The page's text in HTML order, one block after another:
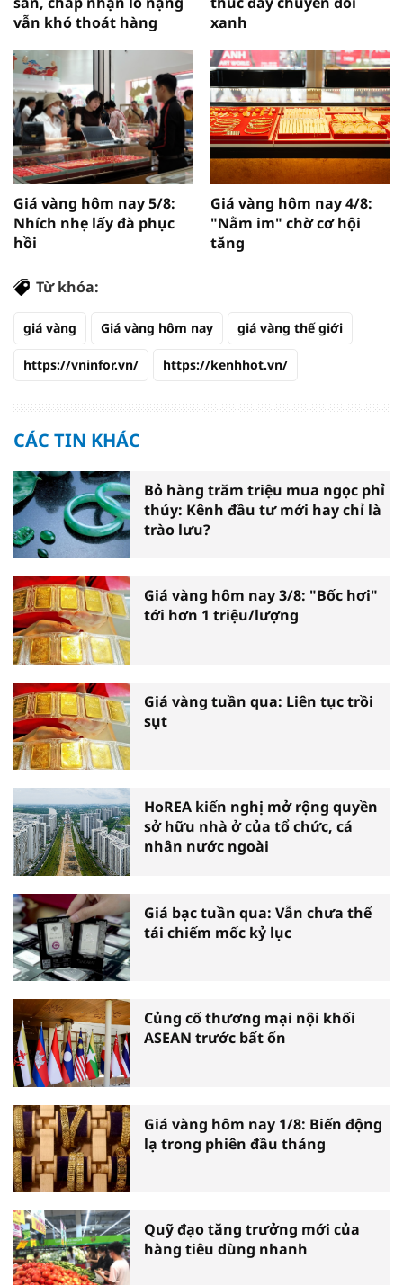
vẫn khó thoát hàng
xanh
Giá vàng hôm nay 5/8:
Nhích nhẹ lấy đà phục
hồi
Giá vàng hôm nay 4/8:
"Nằm im" chờ cơ hội
tăng
Từ khóa:
giá vàng Giá vàng hôm nay giá vàng thế giới
https://vninfor.vn/ https://kenhhot.vn/
CÁC TIN KHÁC
Bỏ hàng trăm triệu mua ngọc phỉ
thúy: Kênh đầu tư mới hay chỉ là
trào lưu?
Giá vàng hôm nay 3/8: "Bốc hơi"
tới hơn 1 triệu/lượng
Giá vàng tuần qua: Liên tục trồi
sụt
HoREA kiến nghị mở rộng quyền
sở hữu nhà ở của tổ chức, cá
nhân nước ngoài
Giá bạc tuần qua: Vẫn chưa thể
tái chiếm mốc kỷ lục
Củng cố thương mại nội khối
ASEAN trước bất ổn
Giá vàng hôm nay 1/8: Biến động
lạ trong phiên đầu tháng
Quỹ đạo tăng trưởng mới của
hàng tiêu dùng nhanh